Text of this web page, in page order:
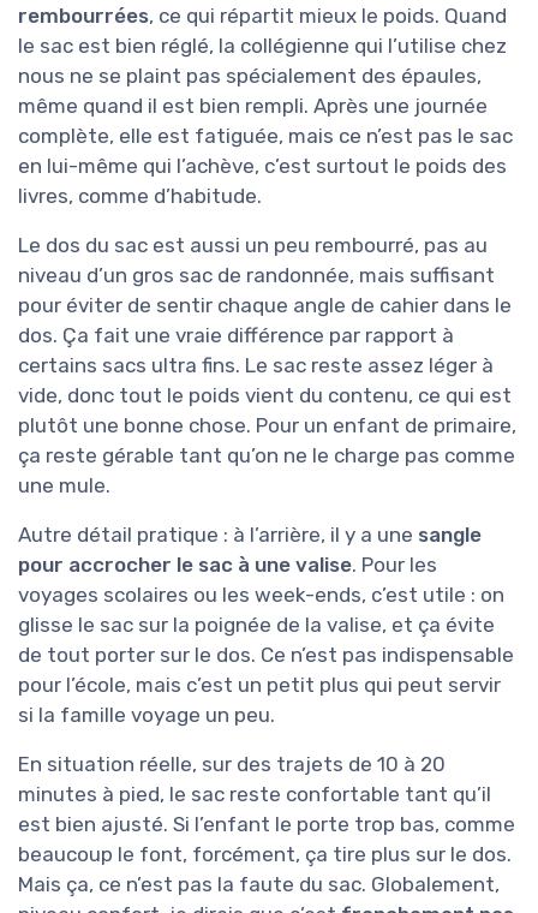
rembourrées, ce qui répartit mieux le poids. Quand
le sac est bien réglé, la collégienne qui l’utilise chez
nous ne se plaint pas spécialement des épaules,
même quand il est bien rempli. Après une journée
complète, elle est fatiguée, mais ce n’est pas le sac
en lui-même qui l’achève, c’est surtout le poids des
livres, comme d’habitude.
Le dos du sac est aussi un peu rembourré, pas au
niveau d’un gros sac de randonnée, mais suffisant
pour éviter de sentir chaque angle de cahier dans le
dos. Ça fait une vraie différence par rapport à
certains sacs ultra fins. Le sac reste assez léger à
vide, donc tout le poids vient du contenu, ce qui est
plutôt une bonne chose. Pour un enfant de primaire,
ça reste gérable tant qu’on ne le charge pas comme
une mule.
Autre détail pratique : à l’arrière, il y a une sangle
pour accrocher le sac à une valise. Pour les
voyages scolaires ou les week-ends, c’est utile : on
glisse le sac sur la poignée de la valise, et ça évite
de tout porter sur le dos. Ce n’est pas indispensable
pour l’école, mais c’est un petit plus qui peut servir
si la famille voyage un peu.
En situation réelle, sur des trajets de 10 à 20
minutes à pied, le sac reste confortable tant qu’il
est bien ajusté. Si l’enfant le porte trop bas, comme
beaucoup le font, forcément, ça tire plus sur le dos.
Mais ça, ce n’est pas la faute du sac. Globalement,